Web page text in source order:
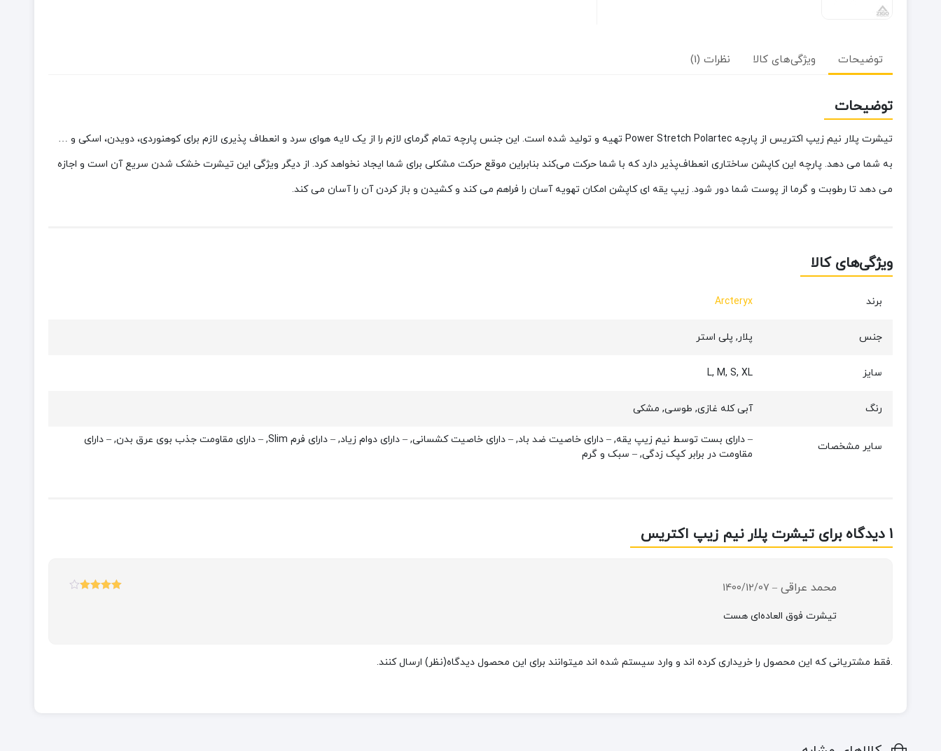
توضیحات ویژگی‌های کالا نظرات (1)
توضیحات
تیشرت پلار نیم زیپ اکتریس
از پارچه Power Stretch Polartec تهیه و تولید شده است. این جنس پارچه تمام گرمای لازم را از یک لایه هوای سرد و انعطاف پذیری لازم برای کوهنوردی، دویدن، اسکی و …
به شما می دهد. پارچه این کاپشن ساختاری انعطاف‌پذیر دارد که با شما حرکت می‌کند بنابراین موقع حرکت مشکلی برای شما ایجاد نخواهد کرد. از دیگر ویژگی این تیشرت خشک شدن سریع آن است و اجازه
می دهد تا رطوبت و گرما از پوست شما دور شود. زیپ یقه ای کاپشن امکان تهویه آسان را فراهم می کند و کشیدن و باز کردن آن را آسان می کند.
ویژگی‌های کالا
برند Arcteryx
جنس پلار, پلی استر
سایز L, M, S, XL
رنگ آبی کله غازی, طوسی, مشکی
سایر مشخصات
– دارای بست توسط نیم زیپ یقه, – دارای خاصیت ضد باد, – دارای خاصیت کشسانی, – دارای دوام زیاد, – دارای فرم Slim, – دارای مقاومت جذب بوی عرق بدن, – دارای
مقاومت در برابر کپک زدگی, – سبک و گرم
1 دیدگاه برای تیشرت پلار نیم زیپ اکتریس
محمد عراقی –
1400/12/07
تیشرت فوق العاده‌ای هست
.فقط مشتریانی که این محصول را خریداری کرده اند و وارد سیستم شده اند میتوانند برای این محصول دیدگاه(نظر) ارسال کنند.